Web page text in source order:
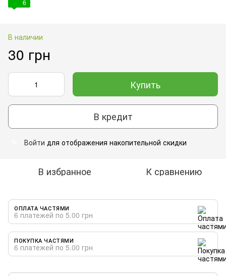
6
В наличии
30 грн
Купить
В кредит
Войти для отображения накопительной скидки
В избранное К сравнению
ОПЛАТА ЧАСТЯМИ
6 платежей по 5.00 грн
ПОКУПКА ЧАСТЯМИ
6 платежей по 5.00 грн